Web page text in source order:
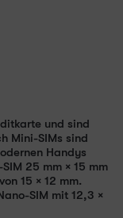
und sind
Mini-SIMs sind
Handys
25 mm × 15 mm
15 × 12 mm.
SIM mit 12,3 ×